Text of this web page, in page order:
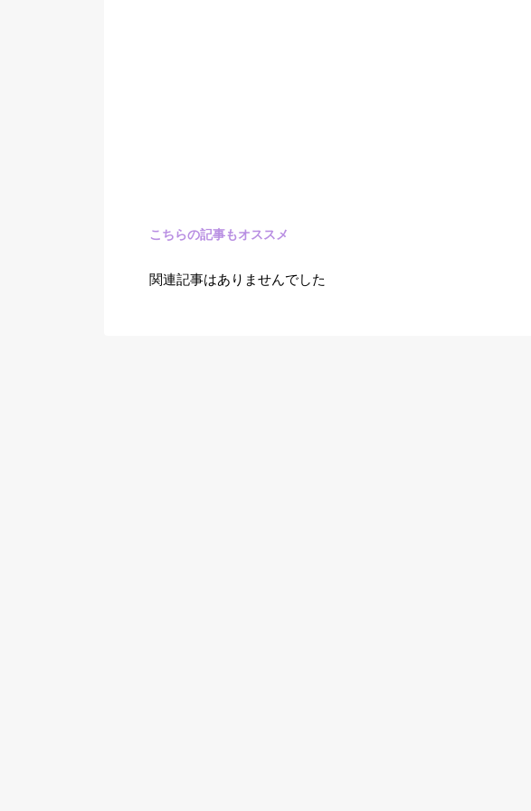
こちらの記事もオススメ
関連記事はありませんでした